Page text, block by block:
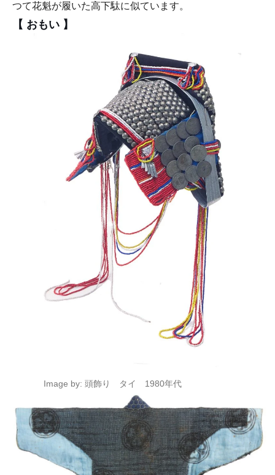
つて花魁が履いた高下駄に似ています。
【 おもい 】
Image by: 頭飾り タイ 1980年代